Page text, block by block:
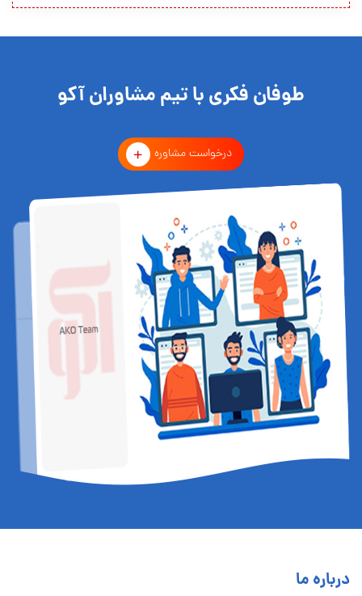
طوفان فکری با تیم مشاوران آکو
درخواست مشاوره
درباره ما